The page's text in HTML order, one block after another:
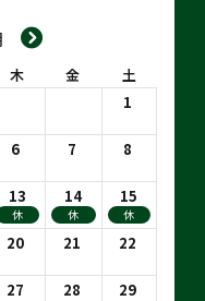
木 金
土
1
6 7 8
13
休
14
休
15
休
20 21 22
27 28 29